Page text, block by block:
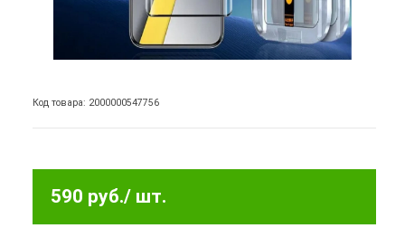
Код товара: 2000000547756
590 руб./ шт.